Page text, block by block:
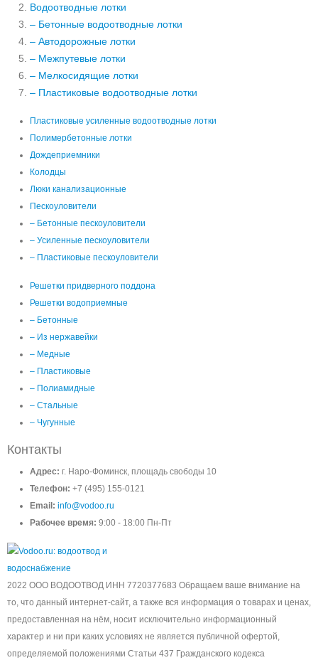
Водоотводные лотки
– Бетонные водоотводные лотки
– Автодорожные лотки
– Межпутевые лотки
– Мелкосидящие лотки
– Пластиковые водоотводные лотки
Пластиковые усиленные водоотводные лотки
Полимербетонные лотки
Дождеприемники
Колодцы
Люки канализационные
Пескоуловители
– Бетонные пескоуловители
– Усиленные пескоуловители
– Пластиковые пескоуловители
Решетки придверного поддона
Решетки водоприемные
– Бетонные
– Из нержавейки
– Медные
– Пластиковые
– Полиамидные
– Стальные
– Чугунные
Контакты
Адрес: г. Наро-Фоминск, площадь свободы 10
Телефон: +7 (495) 155-0121
Email: info@vodoo.ru
Рабочее время: 9:00 - 18:00 Пн-Пт
2022 ООО ВОДООТВОД ИНН 7720377683 Обращаем ваше внимание на
то, что данный интернет-сайт, а также вся информация о товарах и ценах,
предоставленная на нём, носит исключительно информационный
характер и ни при каких условиях не является публичной офертой,
определяемой положениями Статьи 437 Гражданского кодекса